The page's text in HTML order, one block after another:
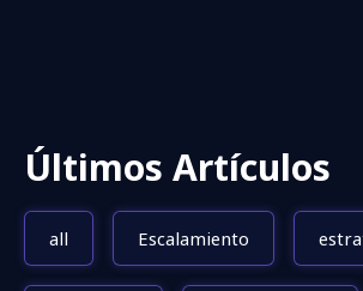
Últimos Artículos
all Escalamiento